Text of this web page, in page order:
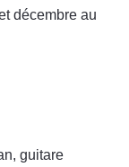
décembre au
guitare